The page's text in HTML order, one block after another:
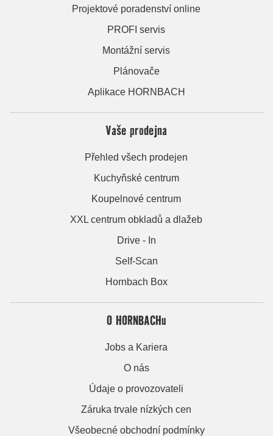
Projektové poradenství online
PROFI servis
Montážní servis
Plánovače
Aplikace HORNBACH
Vaše prodejna
Přehled všech prodejen
Kuchyňské centrum
Koupelnové centrum
XXL centrum obkladů a dlažeb
Drive - In
Self-Scan
Hornbach Box
O HORNBACHu
Jobs a Kariera
O nás
Údaje o provozovateli
Záruka trvale nízkých cen
Všeobecné obchodní podmínky